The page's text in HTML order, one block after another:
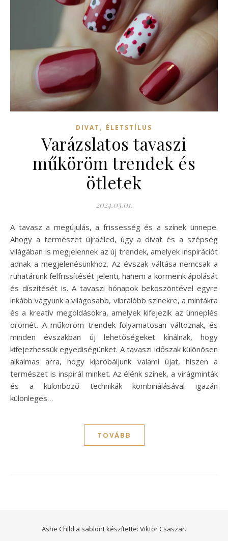
DIVAT , ÉLETSTÍLUS
Varázslatos tavaszi
műköröm trendek és
ötletek
2024.03.01.
A tavasz a megújulás, a frissesség és a színek ünnepe.
Ahogy a természet újraéled, úgy a divat és a szépség
világában is megjelennek az új trendek, amelyek inspirációt
adnak a megjelenésünkhöz. Az évszak váltása nemcsak a
ruhatárunk felfrissítését jelenti, hanem a körmeink ápolását
és díszítését is. A tavaszi hónapok beköszöntével egyre
inkább vágyunk a világosabb, vibrálóbb színekre, a mintákra
és a kreatív megoldásokra, amelyek kifejezik az ünneplés
örömét. A műköröm trendek folyamatosan változnak, és
minden évszakban új lehetőségeket kínálnak, hogy
kifejezhessük egyediségünket. A tavaszi időszak különösen
alkalmas arra, hogy kipróbáljunk valami újat, hiszen a
természet is inspirál minket. Az élénk színek, a virágminták
és a különböző technikák kombinálásával igazán
különleges…
TOVÁBB
Ashe Child a sablont készítette: Viktor Csaszar.